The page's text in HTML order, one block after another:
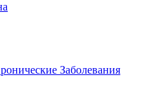
Заболевания